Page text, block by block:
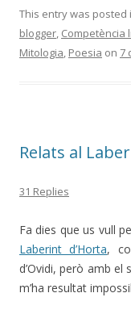
This entry was posted
blogger, Competència
Mitologia, Poesia on 7
Relats al
31 Replies
Fa dies que us vull
Laberint d’Horta,
d’Ovidi, però amb
m’ha resultat